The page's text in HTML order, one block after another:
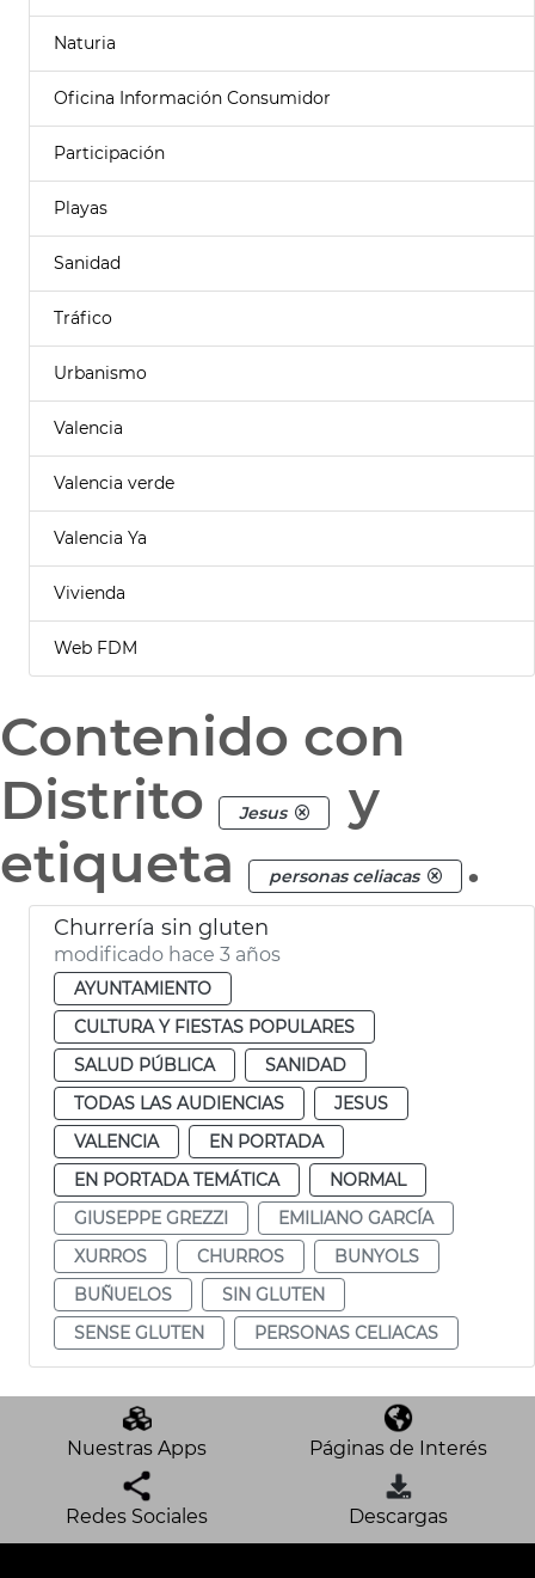
Naturia
Oficina Información Consumidor
Participación
Playas
Sanidad
Tráfico
Urbanismo
Valencia
Valencia verde
Valencia Ya
Vivienda
Web FDM
Contenido con
Distrito
Jesus
y
etiqueta
personas celiacas .
Churrería sin gluten
modificado hace 3 años
AYUNTAMIENTO
CULTURA Y FIESTAS POPULARES
SALUD PÚBLICA
SANIDAD
TODAS LAS AUDIENCIAS
JESUS
VALENCIA
EN PORTADA
EN PORTADA TEMÁTICA
NORMAL
GIUSEPPE GREZZI
EMILIANO GARCÍA
XURROS
CHURROS
BUNYOLS
BUÑUELOS
SIN GLUTEN
SENSE GLUTEN
PERSONAS CELIACAS
Nuestras Apps Páginas de Interés
Redes Sociales Descargas